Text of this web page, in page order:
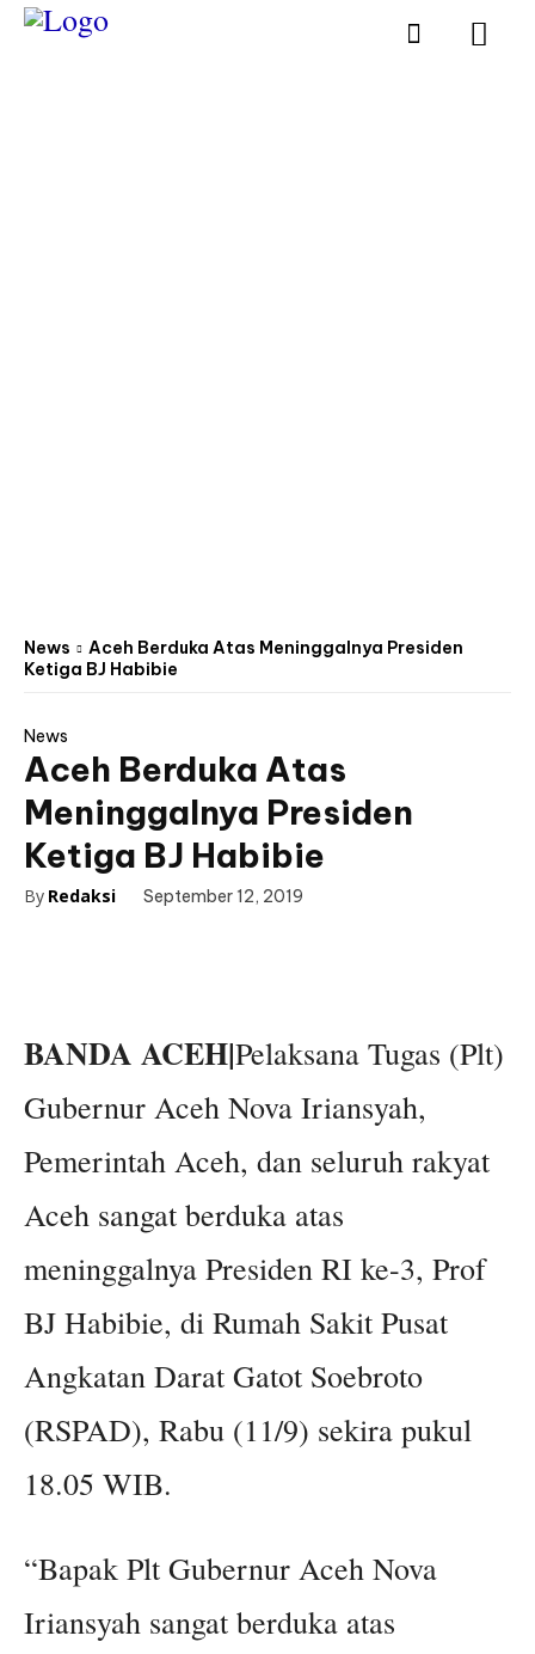
News
Aceh Berduka Atas Meninggalnya Presiden
Ketiga BJ Habibie
News
Aceh Berduka Atas
Meninggalnya Presiden
Ketiga BJ Habibie
By Redaksi September 12, 2019
BANDA ACEH|Pelaksana Tugas (Plt)
Gubernur Aceh Nova Iriansyah,
Pemerintah Aceh, dan seluruh rakyat
Aceh sangat berduka atas
meninggalnya Presiden RI ke-3, Prof
BJ Habibie, di Rumah Sakit Pusat
Angkatan Darat Gatot Soebroto
(RSPAD), Rabu (11/9) sekira pukul
18.05 WIB.
“Bapak Plt Gubernur Aceh Nova
Iriansyah sangat berduka atas